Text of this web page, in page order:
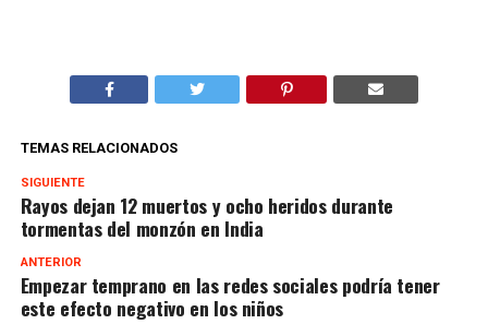
TEMAS RELACIONADOS
SIGUIENTE
Rayos dejan 12 muertos y ocho heridos durante
tormentas del monzón en India
ANTERIOR
Empezar temprano en las redes sociales podría tener
este efecto negativo en los niños